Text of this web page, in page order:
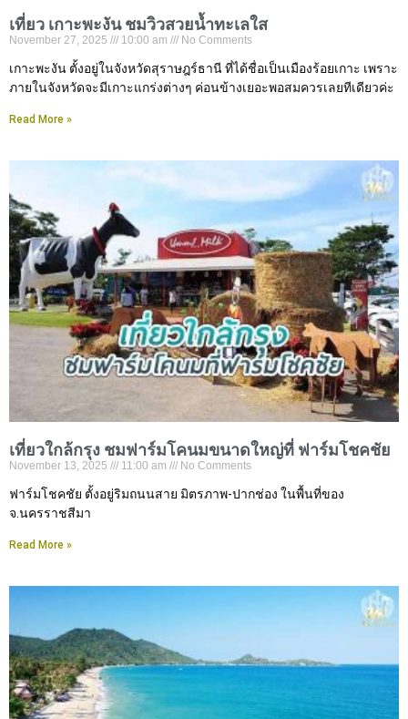
เที่ยว เกาะพะงัน ชมวิวสวยน้ำทะเลใส
November 27, 2025 10:00 am No Comments
เกาะพะงัน ตั้งอยู่ในจังหวัดสุราษฎร์ธานี ที่ได้ชื่อเป็นเมืองร้อยเกาะ เพราะ
ภายในจังหวัดจะมีเกาะแกร่งต่างๆ ค่อนข้างเยอะพอสมควรเลยทีเดียวค่ะ
Read More »
เที่ยวใกล้กรุง ชมฟาร์มโคนมขนาดใหญ่ที่ ฟาร์มโชคชัย
November 13, 2025 11:00 am No Comments
ฟาร์มโชคชัย ตั้งอยู่ริมถนนสาย มิตรภาพ-ปากช่อง ในพื้นที่ของ
จ.นครราชสีมา
Read More »